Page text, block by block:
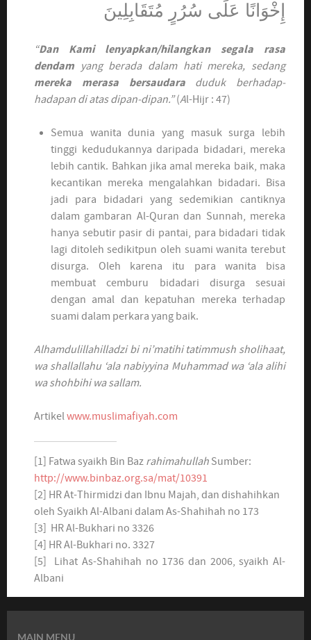
إِخْوَانًا عَلَى سُرُرٍ مُتَقَابِلِينَ
“Dan Kami lenyapkan/hilangkan segala rasa
dendam yang berada dalam hati mereka, sedang
mereka merasa bersaudaraduduk berhadap-
hadapan di atas dipan-dipan.”(Al-Hijr : 47)
Semua wanita dunia yang masuk surga lebih
tinggi kedudukannya daripada bidadari, mereka
lebih cantik. Bahkan jika amal mereka baik, maka
kecantikan mereka mengalahkan bidadari. Bisa
jadi para bidadari yang sedemikian cantiknya
dalam gambaran Al-Quran dan Sunnah, mereka
hanya sebutir pasir di pantai, para bidadari tidak
lagi ditoleh sedikitpun oleh suami wanita terebut
disurga. Oleh karena itu para wanita bisa
membuat cemburu bidadari disurga sesuai
dengan amal dan kepatuhan mereka terhadap
suami dalam perkara yang baik.
Alhamdulillahilladzi bi ni’matihi tatimmush sholihaat,
wa shallallahu ‘ala nabiyyina Muhammad wa ‘ala alihi
wa shohbihi wa sallam.
Artikelwww.muslimafiyah.com
[1] Fatwa syaikh Bin Baz rahimahullah Sumber:
http://www.binbaz.org.sa/mat/10391
[2] HR At-Thirmidzi dan Ibnu Majah, dan dishahihkan
oleh Syaikh Al-Albani dalam As-Shahihah no 173
[3] HR Al-Bukhari no 3326
[4] HR Al-Bukhari no. 3327
[5] Lihat As-Shahihah no 1736 dan 2006, syaikh Al-
Albani
MAIN MENU